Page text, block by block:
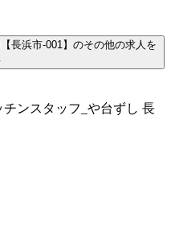
長浜市-001】のその他の求人を
ンスタッフ_や台ずし 長